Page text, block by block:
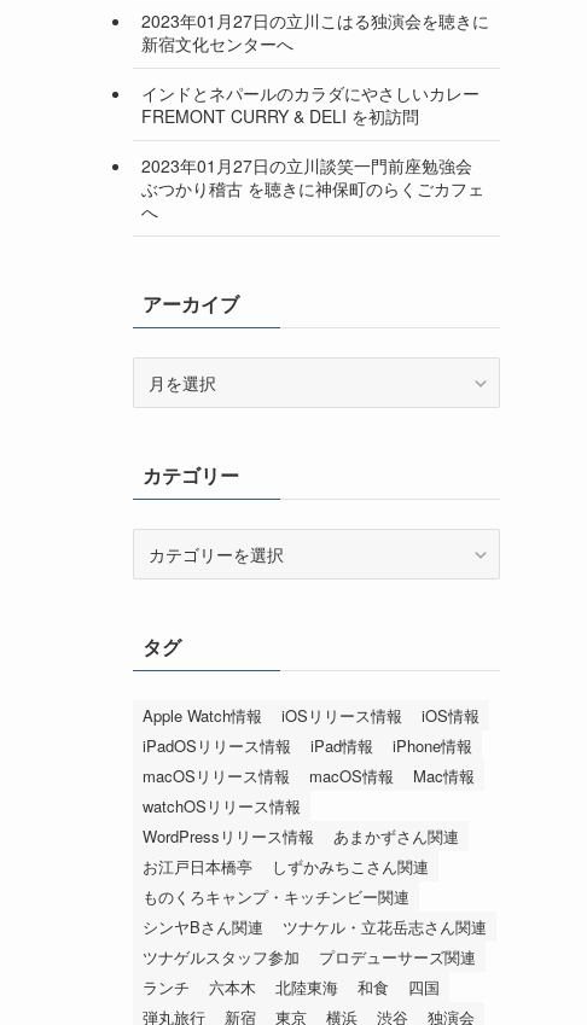
2023年01月27日の立川こはる独演会を聴きに
新宿文化センターへ
インドとネパールのカラダにやさしいカレー
FREMONT CURRY & DELI を初訪問
2023年01月27日の立川談笑一門前座勉強会
ぶつかり稽古 を聴きに神保町のらくごカフェ
へ
アーカイブ
ブカテゴリー
ータグ
Apple Watch情報 iOSリリース情報
iOS情報
iPadOSリリース情報
iPad情報
iPhone情報
macOSリリース情報
macOS情報
Mac情報
watchOSリリース情報
WordPressリリース情報
あまかずさん関連
お江戸日本橋亭
しずかみちこさん関連
ものくろキャンプ・キッチンビー関連
シンヤBさん関連
ツナケル・立花岳志さん関連
ツナゲルスタッフ参加
プロデューサーズ関連
ランチ
六本木 北陸東海 和食
四国
弾丸旅行
新宿 東京 横浜 渋谷 独演会